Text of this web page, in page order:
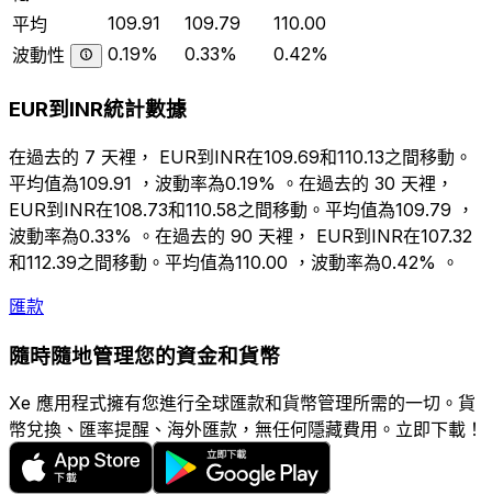
平均
109.91 109.79
110.00
波動性
0.19% 0.33% 0.42%
EUR到INR統計數據
在過去的 7 天裡， EUR到INR在109.69和110.13之間移動。
平均值為109.91 ，波動率為0.19% 。在過去的 30 天裡，
EUR到INR在108.73和110.58之間移動。平均值為109.79 ，
波動率為0.33% 。在過去的 90 天裡， EUR到INR在107.32
和112.39之間移動。平均值為110.00 ，波動率為0.42% 。
匯款
隨時隨地管理您的資金和貨幣
Xe 應用程式擁有您進行全球匯款和貨幣管理所需的一切。貨
幣兌換、匯率提醒、海外匯款，無任何隱藏費用。立即下載！